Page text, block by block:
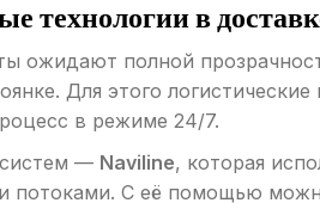
технологии в
ожидают полной
Для этого
в режиме 24/7.
— Naviline, которая
потоками. С её помощью